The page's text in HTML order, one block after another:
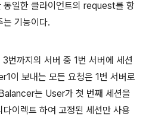
동일한 클라이언트의 request를 항
는 기능이다.
번까지의 서버 중 1번 서버에 세션
이 보내는 모든 요청은 1번 서버로
는 User가 첫 번째 세션을
이렉트 하여 고정된 세션만 사용